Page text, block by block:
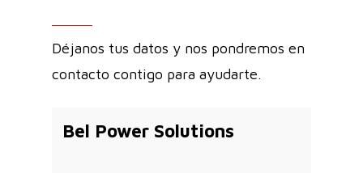
Déjanos tus datos y nos pondremos en
contacto contigo para ayudarte.
Bel Power Solutions